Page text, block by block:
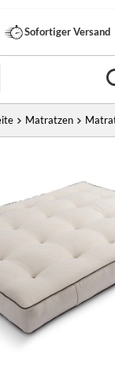
Sofortiger Versand
Matratzen